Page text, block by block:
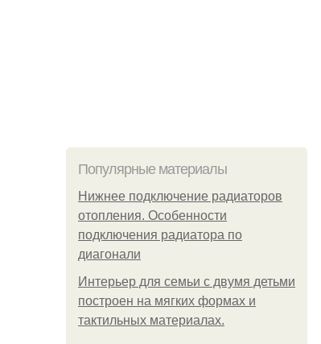
Популярные материалы
Нижнее подключение радиаторов
отопления. Особенности
подключения радиатора по
диагонали
Интерьер для семьи с двумя детьми
построен на мягких формах и
тактильных материалах.